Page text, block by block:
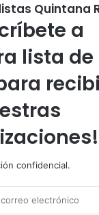
Quintana
a
lista de
confidencial.